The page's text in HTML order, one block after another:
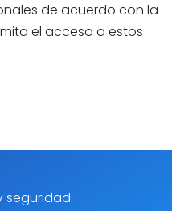
de acuerdo con la
el acceso a estos
seguridad